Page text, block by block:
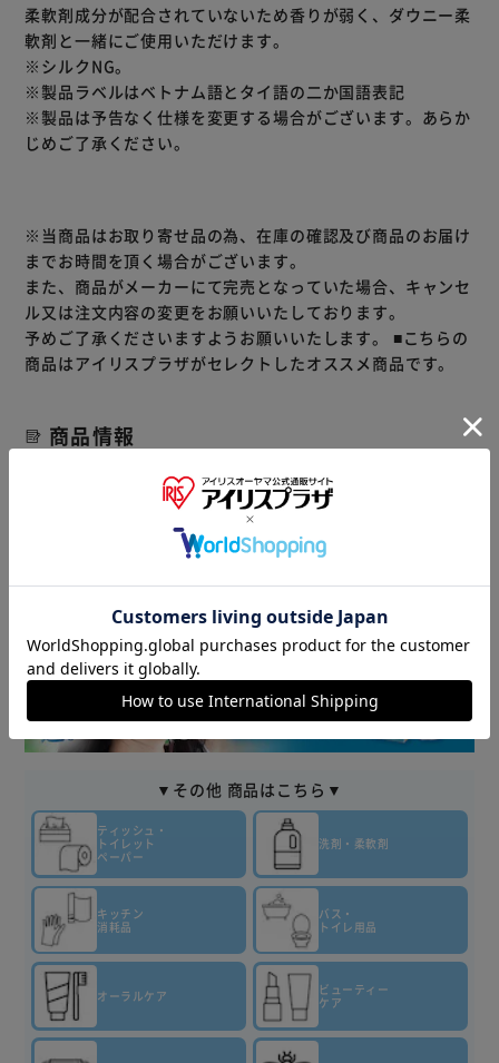
柔軟剤成分が配合されていないため香りが弱く、ダウニー柔
軟剤と一緒にご使用いただけます。
※シルクNG。
※製品ラベルはベトナム語とタイ語の二か国語表記
※製品は予告なく仕様を変更する場合がございます。あらか
じめご了承ください。
※当商品はお取り寄せ品の為、在庫の確認及び商品のお届け
までお時間を頂く場合がございます。
また、商品がメーカーにて完売となっていた場合、キャンセ
ル又は注文内容の変更をお願いいたしております。
予めご了承くださいますようお願いいたします。 ■こちらの
商品はアイリスプラザがセレクトしたオススメ商品です。
商品情報
▼ 食品・飲料おすすめ ▼
▼その他 商品はこちら▼
ティッシュ・
トイレット
ペーパー
洗剤・柔軟剤
キッチン
消耗品
バス・
トイレ用品
オーラルケア
ビューティー
ケア